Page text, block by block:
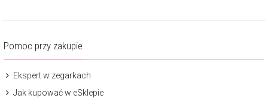
Pomoc przy zakupie
Ekspert w zegarkach
Jak kupować w eSklepie